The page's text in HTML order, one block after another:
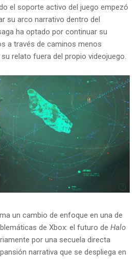
el soporte activo del juego empezó
su arco narrativo dentro del
ha optado por continuar su
a través de caminos menos
relato fuera del propio videojuego.
un cambio de enfoque en una de
de Xbox: el futuro de Halo
por una secuela directa
narrativa que se despliega en